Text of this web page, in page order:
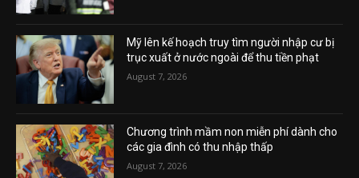
Mỹ lên kế hoạch truy tìm người nhập cư bị
trục xuất ở nước ngoài để thu tiền phạt
August 7, 2026
Chương trình mầm non miễn phí dành cho
các gia đình có thu nhập thấp
August 7, 2026